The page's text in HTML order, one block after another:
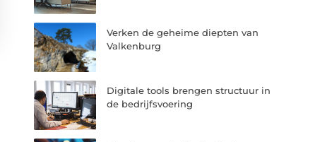
Verken de geheime diepten van
Valkenburg
Digitale tools brengen structuur in
de bedrijfsvoering